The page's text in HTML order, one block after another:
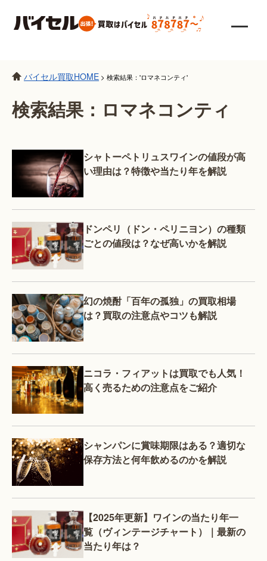
バイセル買取HOME > 検索結果：'ロマネコンティ'
検索結果：ロマネコンティ
シャトーペトリュスワインの値段が高
い理由は？特徴や当たり年を解説
ドンペリ（ドン・ペリニヨン）の種類
ごとの値段は？なぜ高いかを解説
幻の焼酎「百年の孤独」の買取相場
は？買取の注意点やコツも解説
ニコラ・フィアットは買取でも人気！
高く売るための注意点をご紹介
シャンパンに賞味期限はある？適切な
保存方法と何年飲めるのかを解説
【2025年更新】ワインの当たり年一
覧（ヴィンテージチャート）｜最新の
当たり年は？